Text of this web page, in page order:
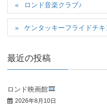
ロンド音楽クラブ♪
ケンタッキーフライドチキ
最近の投稿
ロンド映画館
2026年8月10日